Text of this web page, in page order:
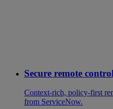
Secure remote
Context-rich, policy-first
from ServiceNow.